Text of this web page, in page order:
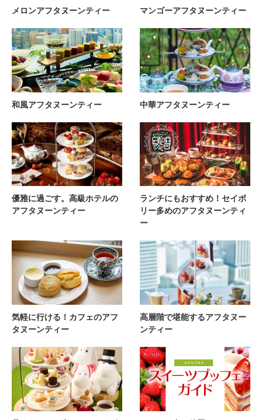
メロンアフタヌーンティー マンゴーアフタヌーンティー
和風アフタヌーンティー 中華アフタヌーンティー
優雅に過ごす。高級ホテルの
アフタヌーンティー
ランチにもおすすめ！セイボ
リー多めのアフタヌーンティ
ー
気軽に行ける！カフェのアフ
タヌーンティー
高層階で堪能するアフタヌー
ンティー